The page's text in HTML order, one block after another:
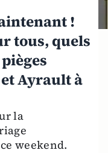
!
tous, quels
Ayrault à
la
weekend.